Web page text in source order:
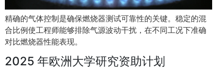
精确的气体控制是确保燃烧器测试可靠性的关键。稳定的混
合比例使工程师能够排除气源波动干扰，在不同工况下准确
对比燃烧器性能表现。
2025 年欧洲大学研究资助计划